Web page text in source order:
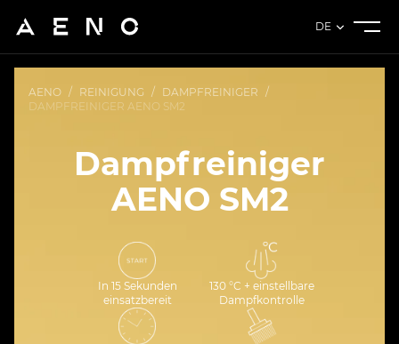
DE
AENO / REINIGUNG / DAMPFREINIGER /
DAMPFREINIGER AENO SM2
Dampfreiniger
AENO SM2
In 15 Sekunden
einsatzbereit
130 °C + einstellbare
Dampfkontrolle